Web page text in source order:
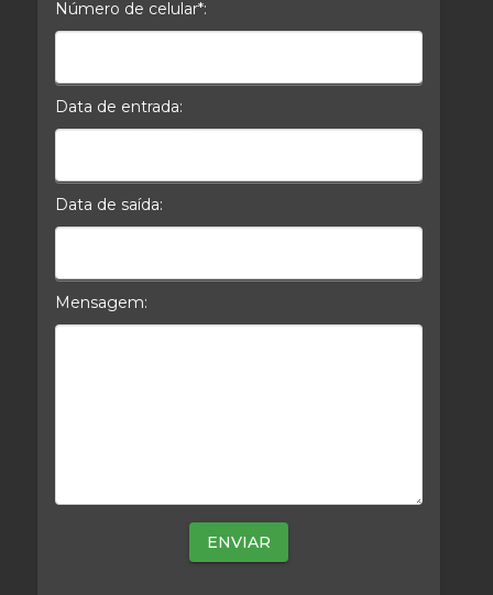
Número de celular*:
Data de entrada:
Data de saída:
Mensagem: